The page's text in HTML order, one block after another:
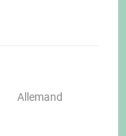
Allemand